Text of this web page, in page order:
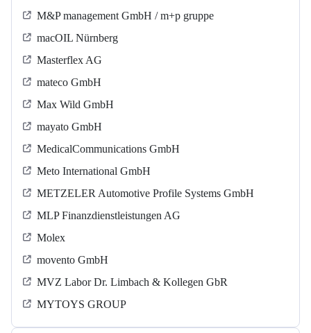
M&P management GmbH / m+p gruppe
macOIL Nürnberg
Masterflex AG
mateco GmbH
Max Wild GmbH
mayato GmbH
MedicalCommunications GmbH
Meto International GmbH
METZELER Automotive Profile Systems GmbH
MLP Finanzdienstleistungen AG
Molex
movento GmbH
MVZ Labor Dr. Limbach & Kollegen GbR
MYTOYS GROUP